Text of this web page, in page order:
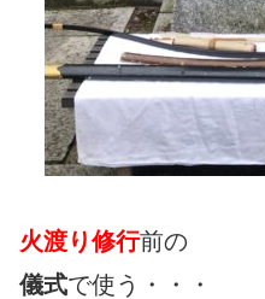
火渡り修行前の
儀式で使う・・・